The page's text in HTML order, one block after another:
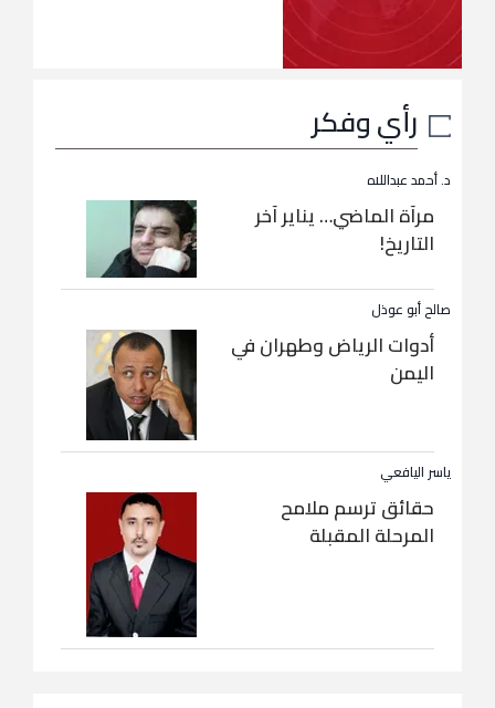
رأي وفكر
د. أحمد عبداللاه
مرآة الماضي… يناير آخر
التاريخ!
صالح أبو عوذل
أدوات الرياض وطهران في
اليمن
ياسر اليافعي
حقائق ترسم ملامح
المرحلة المقبلة